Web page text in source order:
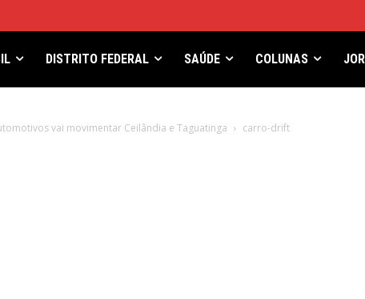
DISTRITO FEDERAL SAÚDE COLUNAS
vai movimentar Ceilândia e Taguatinga carro-drift